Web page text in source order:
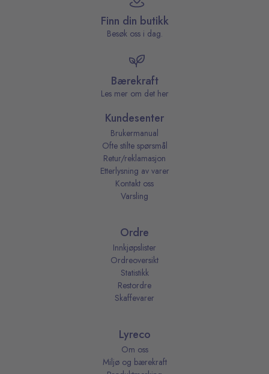
Finn din butikk
Besøk oss i dag.
Bærekraft
Les mer om det her
Kundesenter
Brukermanual
Ofte stilte spørsmål
Retur/reklamasjon
Etterlysning av varer
Kontakt oss
Varsling
Ordre
Innkjøpslister
Ordreoversikt
Statistikk
Restordre
Skaffevarer
Lyreco
Om oss
Miljø og bærekraft